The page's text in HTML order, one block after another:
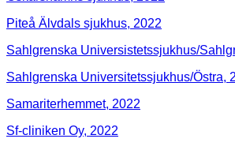
Piteå Älvdals sjukhus, 2022
Sahlgrenska Universistetssjukhus/
Sahlgrenska Universitetssjukhus/Östra,
Samariterhemmet, 2022
Sf-cliniken Oy, 2022